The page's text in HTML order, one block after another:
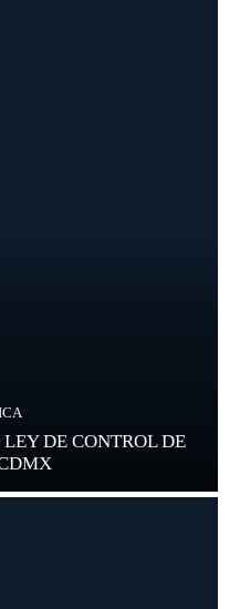
DE CONTROL DE